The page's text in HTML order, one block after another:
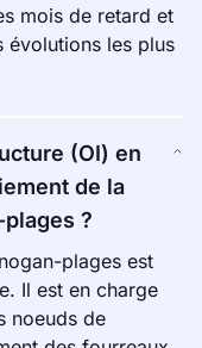
mois de retard et
évolutions les plus
(OI) en
de la
?
plages est
Il est en charge
noeuds de